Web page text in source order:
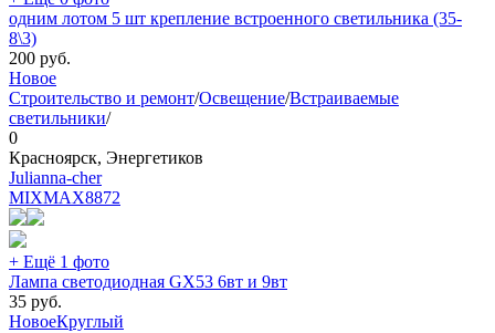
одним лотом 5 шт крепление встроенного светильника (35-
8\3)
200 руб.
Новое
Строительство и ремонт/Освещение/Встраиваемые
светильники/
0
Красноярск, Энергетиков
Julianna-cher
MIXMAX8872
+ Ещё 1 фото
Лампа светодиодная GX53 6вт и 9вт
35 руб.
НовоеКруглый